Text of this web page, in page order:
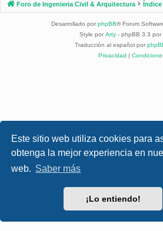
Este sitio web utiliza cookies para
obtenga la mejor experiencia en
web. Saber más
¡Lo entiendo!
Foro de Ingenieria Civil & Arquitectura
Desarrollado por phpBB® Forum
Style por Arty - phpBB 3.3 por
Traducción al español por
Privacidad |